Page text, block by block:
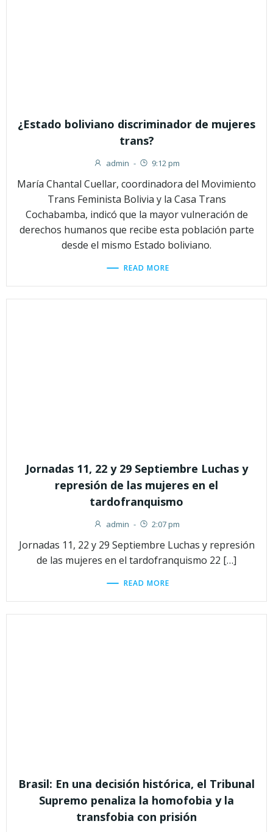
¿Estado boliviano discriminador de mujeres
trans?
admin - 9:12 pm
María Chantal Cuellar, coordinadora del Movimiento
Trans Feminista Bolivia y la Casa Trans
Cochabamba, indicó que la mayor vulneración de
derechos humanos que recibe esta población parte
desde el mismo Estado boliviano.
READ MORE
Jornadas 11, 22 y 29 Septiembre Luchas y
represión de las mujeres en el
tardofranquismo
admin - 2:07 pm
Jornadas 11, 22 y 29 Septiembre Luchas y represión
de las mujeres en el tardofranquismo 22 […]
READ MORE
Brasil: En una decisión histórica, el Tribunal
Supremo penaliza la homofobia y la
transfobia con prisión